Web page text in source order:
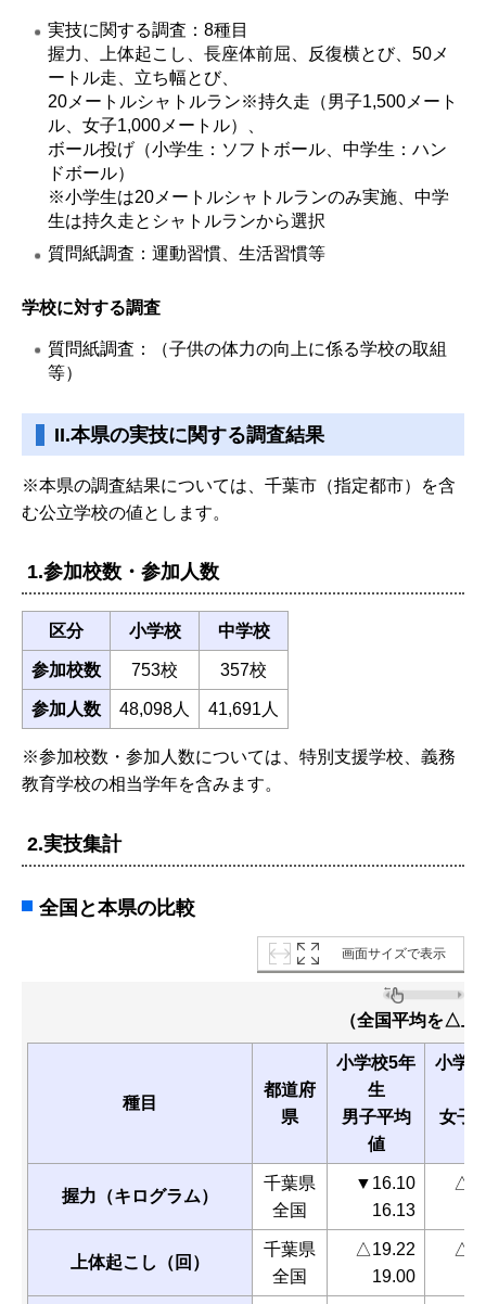
実技に関する調査：8種目
握力、上体起こし、長座体前屈、反復横とび、50メ
ートル走、立ち幅とび、
20メートルシャトルラン※持久走（男子1,500メート
ル、女子1,000メートル）、
ボール投げ（小学生：ソフトボール、中学生：ハン
ドボール）
※小学生は20メートルシャトルランのみ実施、中学
生は持久走とシャトルランから選択
質問紙調査：運動習慣、生活習慣等
学校に対する調査
質問紙調査：（子供の体力の向上に係る学校の取組
等）
II.本県の実技に関する調査結果
※本県の調査結果については、千葉市（指定都市）を含
む公立学校の値とします。
1.参加校数・参加人数
区分 小学校
中学校
参加校数
753校
357校
参加人数
48,098人 41,691人
※参加校数・参加人数については、特別支援学校、義務
教育学校の相当学年を含みます。
2.実技集計
全国と本県の比較
画面サイズで表示
（全国平均を△
種目
都道府
県
小学校5年
生
男子平均
値
小学
女子
握力（キログラム）
千葉県
全国
▼16.10
16.13
上体起こし（回）
千葉県
全国
△19.22
19.00